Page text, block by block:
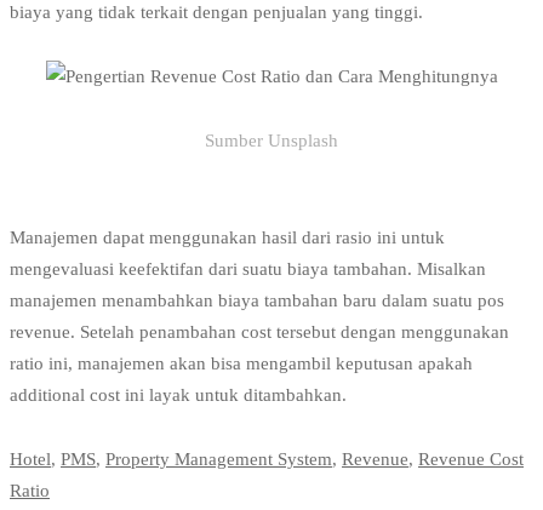
biaya yang tidak terkait dengan penjualan yang tinggi.
Sumber Unsplash
Manajemen dapat menggunakan hasil dari rasio ini untuk
mengevaluasi keefektifan dari suatu biaya tambahan. Misalkan
manajemen menambahkan biaya tambahan baru dalam suatu pos
revenue. Setelah penambahan cost tersebut dengan menggunakan
ratio ini, manajemen akan bisa mengambil keputusan apakah
additional cost ini layak untuk ditambahkan.
Hotel, PMS, Property Management System, Revenue, Revenue Cost
Ratio